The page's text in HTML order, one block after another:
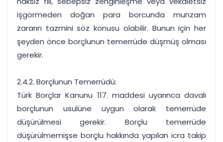
işgörmeden doğan para borcunda munzam
zararın tazmini söz konusu olabilir. Bunun için her
şeyden önce borçlunun temerrüde düşmüş olması
gerekir.
2.4.2. Borçlunun Temerrüdü:
Türk Borçlar Kanunu 117. maddesi uyarınca davalı
borçlunun usulüne uygun olarak temerrüde
düşürülmesi gerekir. Borçlu temerrüde
düşürülmemişse borçlu hakkında yapılan icra takip